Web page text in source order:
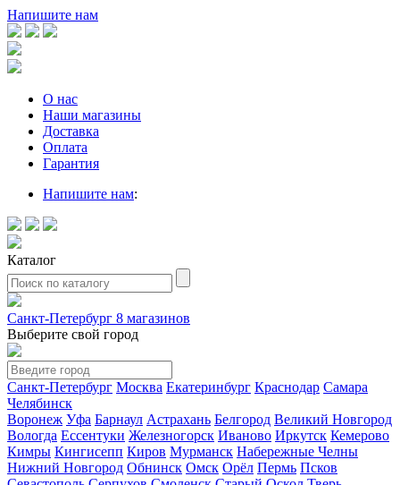
Напишите нам
О нас
Наши магазины
Доставка
Оплата
Гарантия
Напишите нам:
Каталог
Санкт-Петербург 8 магазинов
Выберите свой город
Санкт-Петербург Москва Екатеринбург Краснодар Самара
Челябинск
Воронеж Уфа Барнаул Астрахань Белгород Великий Новгород
Вологда Ессентуки Железногорск Иваново Иркутск Кемерово
Кимры Кингисепп Киров Мурманск Набережные Челны
Нижний Новгород Обнинск Омск Орёл Пермь Псков